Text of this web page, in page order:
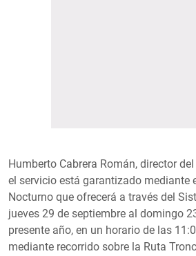
Humberto Cabrera Román, director
el servicio está garantizado mediante
Nocturno que ofrecerá a través del
jueves 29 de septiembre al domingo
presente año, en un horario de las
mediante recorrido sobre la Ruta